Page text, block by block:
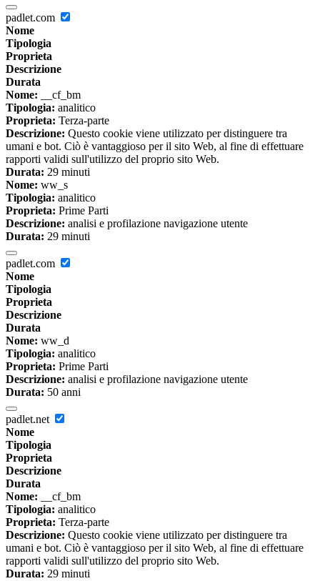
padlet.com
Nome
Tipologia
Proprieta
Descrizione
Durata
Nome: __cf_bm
Tipologia: analitico
Proprieta: Terza-parte
Descrizione: Questo cookie viene utilizzato per distinguere tra
umani e bot. Ciò è vantaggioso per il sito Web, al fine di effettuare
rapporti validi sull'utilizzo del proprio sito Web.
Durata: 29 minuti
Nome: ww_s
Tipologia: analitico
Proprieta: Prime Parti
Descrizione: analisi e profilazione navigazione utente
Durata: 29 minuti
padlet.com
Nome
Tipologia
Proprieta
Descrizione
Durata
Nome: ww_d
Tipologia: analitico
Proprieta: Prime Parti
Descrizione: analisi e profilazione navigazione utente
Durata: 50 anni
padlet.net
Nome
Tipologia
Proprieta
Descrizione
Durata
Nome: __cf_bm
Tipologia: analitico
Proprieta: Terza-parte
Descrizione: Questo cookie viene utilizzato per distinguere tra
umani e bot. Ciò è vantaggioso per il sito Web, al fine di effettuare
rapporti validi sull'utilizzo del proprio sito Web.
Durata: 29 minuti